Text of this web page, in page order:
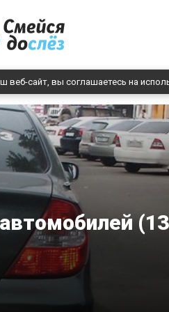
сайт, вы соглашаетесь на
(13